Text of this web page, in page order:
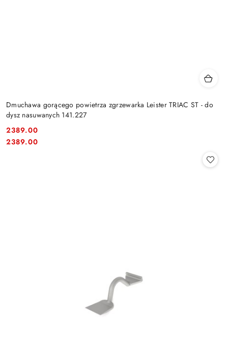
Dmuchawa gorącego powietrza zgrzewarka Leister TRIAC ST - do
dysz nasuwanych 141.227
Cena:
2389.00
Cena:
2389.00